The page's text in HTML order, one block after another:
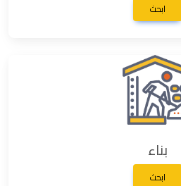
ابحث
بناء
ابحث